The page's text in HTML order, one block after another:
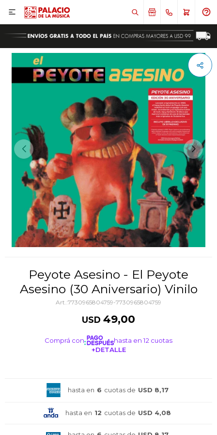

Peyote Asesino - El Peyote
Asesino (30 Aniversario) Vinilo
7730965804759-7730965804759
USD 49,00
Comprá con
hasta en 12 cuotas
+DETALLE
hasta en 6 cuotas de USD 8,17
hasta en 12 cuotas de USD 4,08
ENVIAR